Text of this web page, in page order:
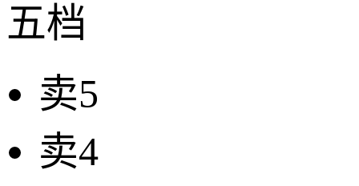
五档
卖5
卖4